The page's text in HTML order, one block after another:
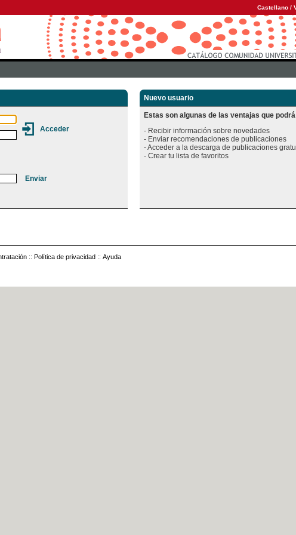
Castellano /
Nuevo usuario
Estas son algunas de las ventajas que
- Recibir información sobre novedades
- Enviar recomendaciones de publicaciones
- Acceder a la descarga de publicaciones
:: Política de privacidad :: Ayuda